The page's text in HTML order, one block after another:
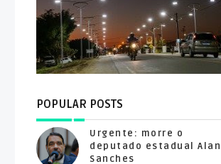
POPULAR POSTS
Urgente: morre o
deputado estadual Alan
Sanches